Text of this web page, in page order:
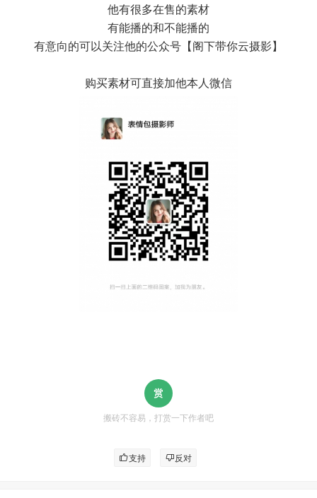
他有很多在售的素材
有能播的和不能播的
有意向的可以关注他的公众号【阁下带你云摄影】
购买素材可直接加他本人微信
搬砖不容易，打赏一下作者吧
支持 反对